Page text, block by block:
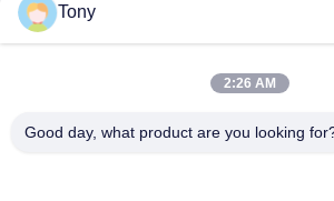
Màn hình LCD Cnc có độ chính xác cao Bộ
tính 0,005mm 1um
Bộ mã hóa quy mô tuyến tính bằng laser
Tony
2:26 AM
Good day, what product are you looking